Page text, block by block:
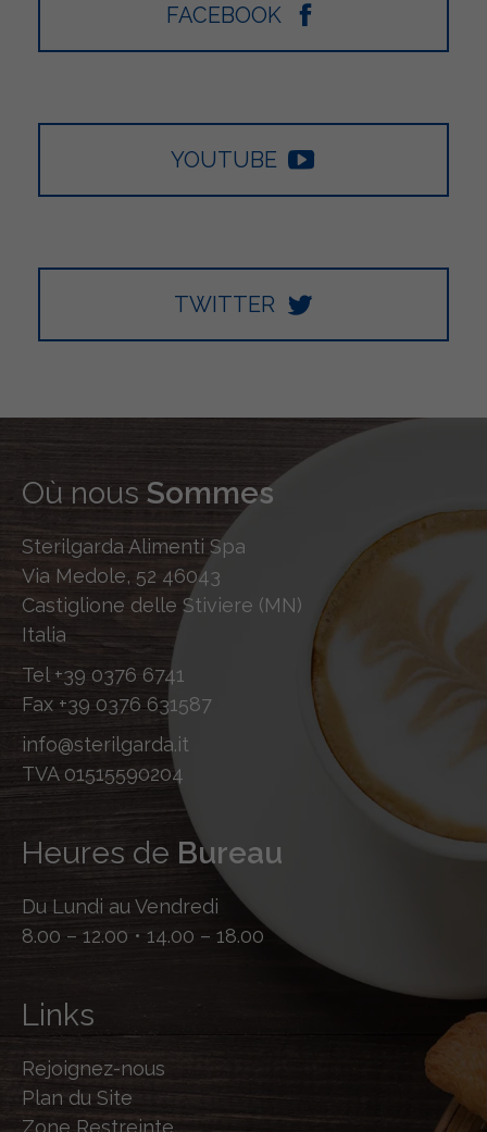
FACEBOOK
YOUTUBE
TWITTER
Où nous Sommes
Sterilgarda Alimenti Spa
Via Medole, 52 46043
Castiglione delle Stiviere (MN)
Italia
Tel +39 0376 6741
Fax +39 0376 631587
info@sterilgarda.it
TVA 01515590204
Heures de Bureau
Du Lundi au Vendredi
8.00 – 12.00 • 14.00 – 18.00
Links
Rejoignez-nous
Plan du Site
Zone Restreinte